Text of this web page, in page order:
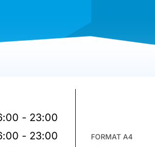
- 23:00
- 23:00
FORMAT A4